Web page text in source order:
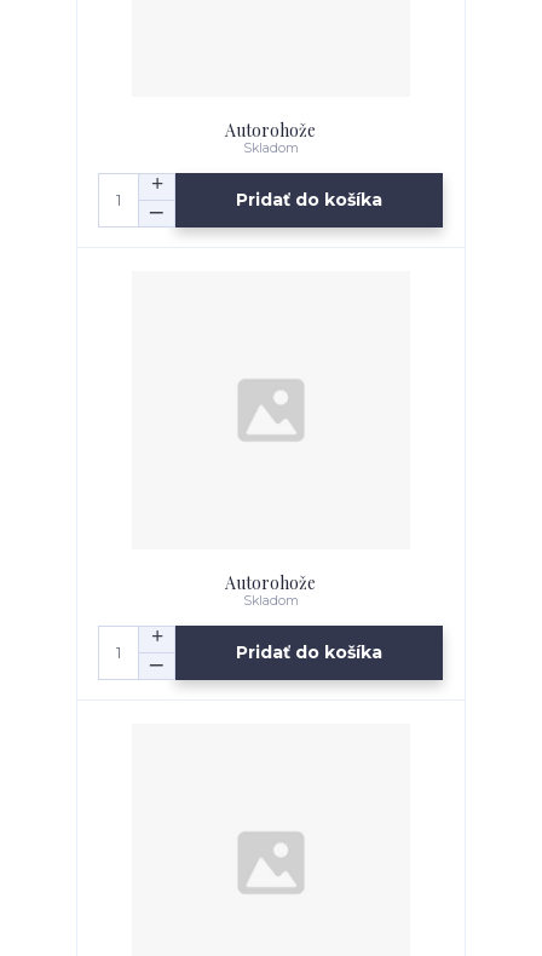
Autorohože
Skladom
Pridať do košíka
Autorohože
Skladom
Pridať do košíka